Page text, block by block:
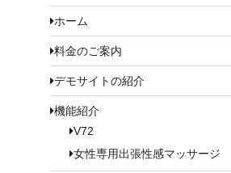
ホーム
料金のご案内
デモサイトの紹介
機能紹介
V72
女性専用出張性感マッサージ